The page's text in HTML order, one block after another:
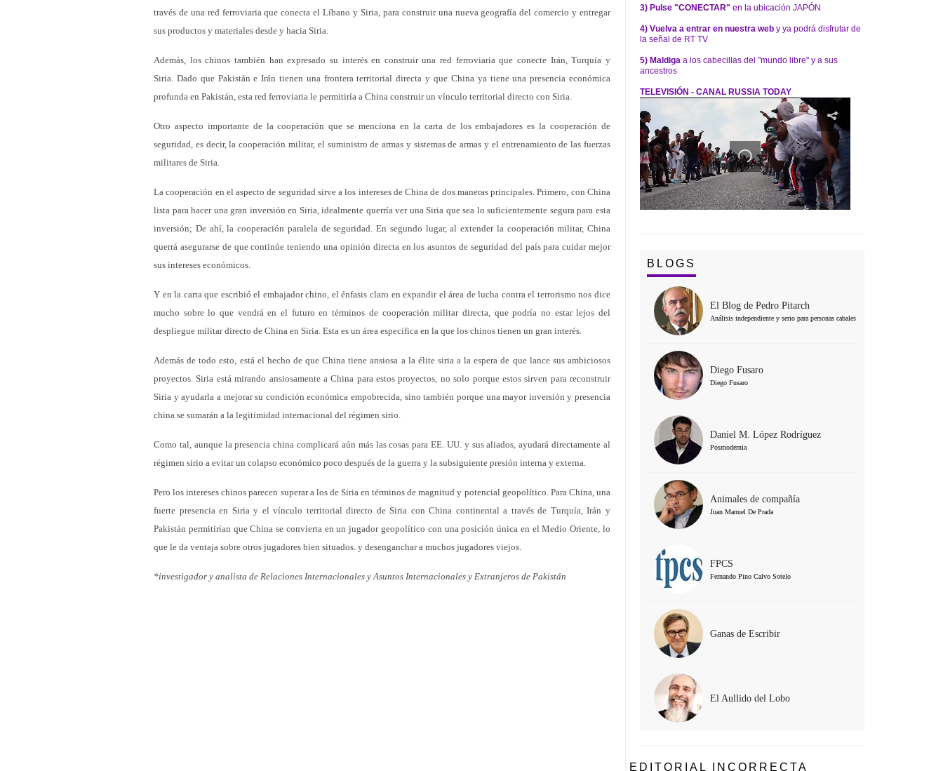
través de una red ferroviaria que conecta el Líbano y Siria, para construir una nueva geografía del comercio y entregar
sus productos y materiales desde y hacia Siria.
Además, los chinos también han expresado su interés en construir una red ferroviaria que conecte Irán, Turquía y
Siria. Dado que Pakistán e Irán tienen una frontera territorial directa y que China ya tiene una presencia económica
profunda en Pakistán, esta red ferroviaria le permitiría a China construir un vínculo territorial directo con Siria.
Otro aspecto importante de la cooperación que se menciona en la carta de los embajadores es la cooperación de
seguridad, es decir, la cooperación militar, el suministro de armas y sistemas de armas y el entrenamiento de las fuerzas
militares de Siria.
La cooperación en el aspecto de seguridad sirve a los intereses de China de dos maneras principales. Primero, con China
lista para hacer una gran inversión en Siria, idealmente querría ver una Siria que sea lo suficientemente segura para esta
inversión; De ahí, la cooperación paralela de seguridad. En segundo lugar, al extender la cooperación militar, China
querrá asegurarse de que continúe teniendo una opinión directa en los asuntos de seguridad del país para cuidar mejor
sus intereses económicos.
Y en la carta que escribió el embajador chino, el énfasis claro en expandir el área de lucha contra el terrorismo nos dice
mucho sobre lo que vendrá en el futuro en términos de cooperación militar directa, que podría no estar lejos del
despliegue militar directo de China en Siria. Esta es un área específica en la que los chinos tienen un gran interés.
Además de todo esto, está el hecho de que China tiene ansiosa a la élite siria a la espera de que lance sus ambiciosos
proyectos. Siria está mirando ansiosamente a China para estos proyectos, no solo porque estos sirven para reconstruir
Siria y ayudarla a mejorar su condición económica empobrecida, sino también porque una mayor inversión y presencia
china se sumarán a la legitimidad internacional del régimen sirio.
Como tal, aunque la presencia china complicará aún más las cosas para EE. UU. y sus aliados, ayudará directamente al
régimen sirio a evitar un colapso económico poco después de la guerra y la subsiguiente presión interna y externa.
Pero los intereses chinos parecen superar a los de Siria en términos de magnitud y potencial geopolítico. Para China, una
fuerte presencia en Siria y el vínculo territorial directo de Siria con China continental a través de Turquía, Irán y
Pakistán permitirían que China se convierta en un jugador geopolítico con una posición única en el Medio Oriente, lo
que le da ventaja sobre otros jugadores bien situados. y desenganchar a muchos jugadores viejos.
*investigador y analista de Relaciones Internacionales y Asuntos Internacionales y Extranjeros de Pakistán
3) Pulse "CONECTAR" en la ubicación JAPÓN
4) Vuelva a entrar en nuestra web y ya podrá disfrutar de
la señal de RT TV
5) Maldiga a los cabecillas del "mundo libre" y a sus
ancestros
TELEVISIÓN - CANAL RUSSIA TODAY
BLOGS
El Blog de Pedro Pitarch
Análisis independiente y serio para personas cabales
Diego Fusaro
Diego Fusaro
Daniel M. López Rodríguez
Posmodernia
Animales de compañía
Juan Manuel De Prada
FPCS
Fernando Pino Calvo Sotelo
Ganas de Escribir
El Aullido del Lobo
EDITORIAL INCORRECTA